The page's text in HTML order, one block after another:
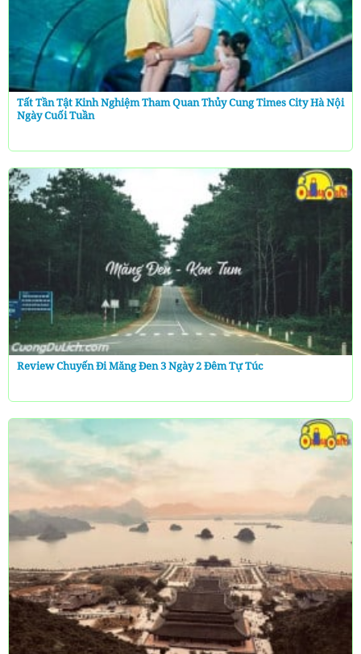
Tất Tần Tật Kinh Nghiệm Tham Quan Thủy Cung Times City Hà Nội
Ngày Cuối Tuần
Review Chuyến Đi Măng Đen 3 Ngày 2 Đêm Tự Túc